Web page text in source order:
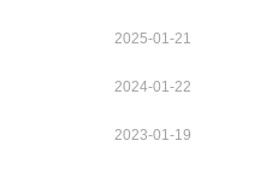
2025-01-21
2024-01-22
2023-01-19